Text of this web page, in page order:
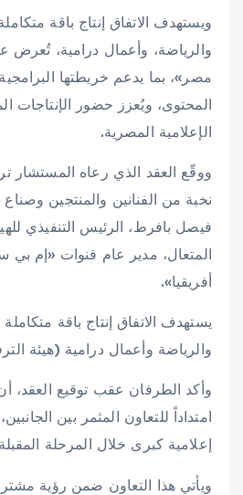
ويستهدف الاتفاق إنتاج باقة
والرياضة، وأعمال درامية،
مصر»، بما يدعم خريطتها
المحتوى، ويُعزز حضور الإنتاجات
الإعلامية المصرية.
ووقّع العقد الذي رعاه المستشار
نخبة من الفنانين والمنتجين وصناع
فيصل بافرط، الرئيس التنفيذي
المتعال، مدير عام قنوات «إم
أفريقيا».
يستهدف الاتفاق إنتاج باقة
والرياضة وأعمال درامية (هيئة
وأكد الطرفان عقب توقيع العقد،
امتداداً للتعاون المثمر بين
إعلامية كبرى خلال المرحلة
ويأتي هذا التعاون ضمن رؤية